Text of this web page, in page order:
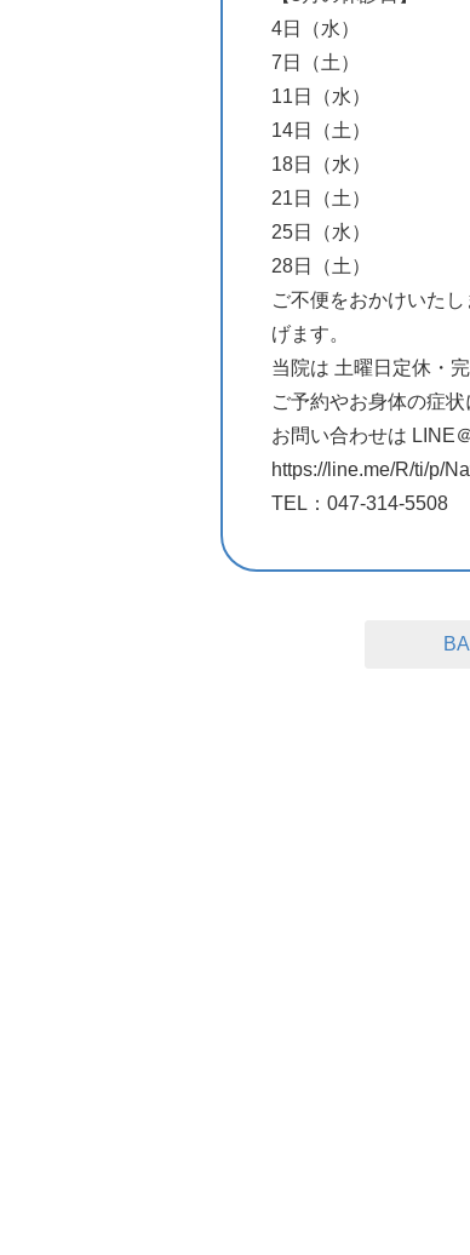
4日（水）
7日（土）
11日（水）
14日（土）
18日（水）
21日（土）
25日（水）
28日（土）
ご不便をおかけいた
げます。
当院は 土曜日定休・
ご予約やお身体の症
お問い合わせは LINE
https://line.me/R/ti/p/
TEL：047-314-5508